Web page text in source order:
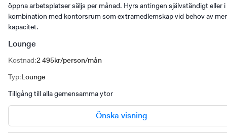
öppna arbetsplatser säljs per månad. Hyrs antingen självständigt eller i
kombination med kontorsrum som extramedlemskap vid behov av mer
kapacitet.
Lounge
Kostnad:2 495kr/person/mån
Typ:Lounge
Tillgång till alla gemensamma ytor
Önska visning